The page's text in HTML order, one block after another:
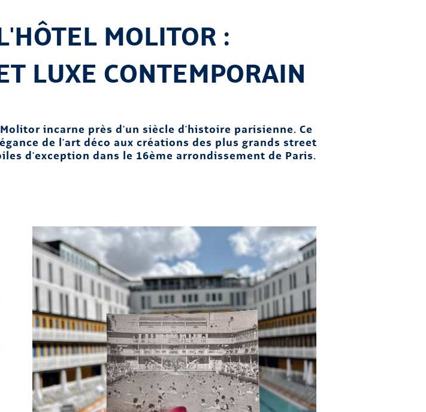
MOLITOR :
LUXE CONTEMPORAIN
incarne près d'un siècle d'histoire parisienne. Ce
de l'art déco aux créations des plus grands street
d'exception dans le 16ème arrondissement de Paris.